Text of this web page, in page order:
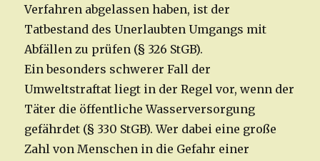
Verfahren abgelassen haben, ist der
Tatbestand des Unerlaubten Umgangs mit
Abfällen zu prüfen (§ 326 StGB).
Ein besonders schwerer Fall der
Umweltstraftat liegt in der Regel vor, wenn der
Täter die öffentliche Wasserversorgung
gefährdet (§ 330 StGB). Wer dabei eine große
Zahl von Menschen in die Gefahr einer